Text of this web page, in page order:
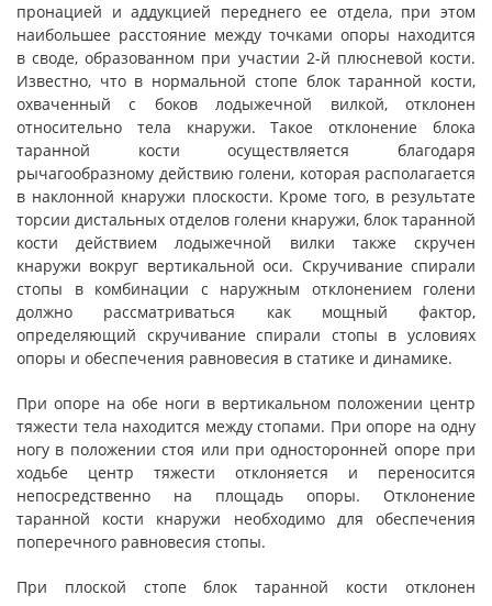
пронацией и аддукцией переднего ее отдела, при этом
наибольшее расстояние между точками опоры находится
в своде, образованном при участии 2-й плюсневой кости.
Известно, что в нормальной стопе блок таранной кости,
охваченный с боков лодыжечной вилкой, отклонен
относительно тела кнаружи. Такое отклонение блока
таранной кости осуществляется благодаря
рычагообразному действию голени, которая располагается
в наклонной кнаружи плоскости. Кроме того, в результате
торсии дистальных отделов голени кнаружи, блок таранной
кости действием лодыжечной вилки также скручен
кнаружи вокруг вертикальной оси. Скручивание спирали
стопы в комбинации с наружным отклонением голени
должно рассматриваться как мощный фактор,
определяющий скручивание спирали стопы в условиях
опоры и обеспечения равновесия в статике и динамике.
При опоре на обе ноги в вертикальном положении центр
тяжести тела находится между стопами. При опоре на одну
ногу в положении стоя или при односторонней опоре при
ходьбе центр тяжести отклоняется и переносится
непосредственно на площадь опоры. Отклонение
таранной кости кнаружи необходимо для обеспечения
поперечного равновесия стопы.
При плоской стопе блок таранной кости отклонен